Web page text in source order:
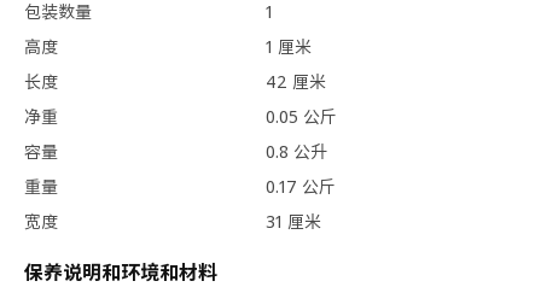
包装数量
1
高度
1 厘米
长度
42 厘米
净重
0.05 公斤
容量
0.8 公升
重量
0.17 公斤
宽度
31 厘米
保养说明和环境和材料